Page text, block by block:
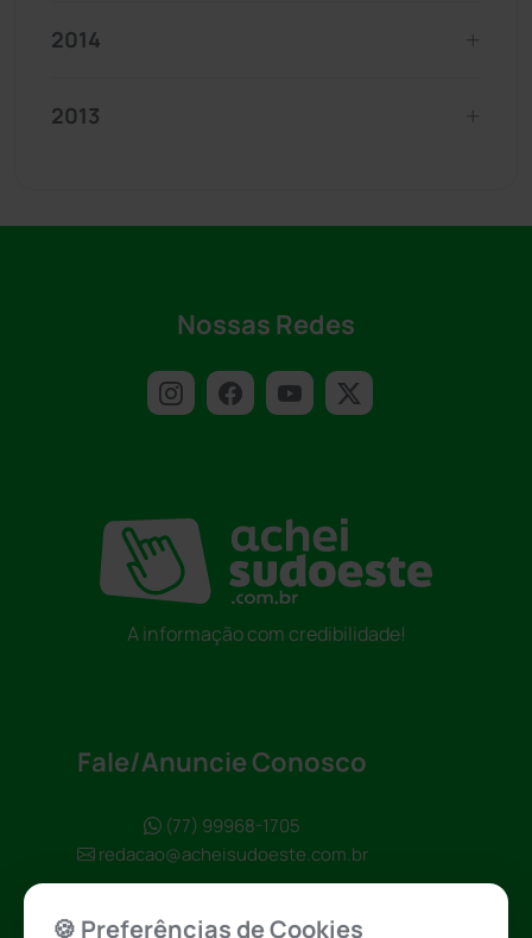
2014
2013
Nossas Redes
A informação com credibilidade!
Fale/Anuncie Conosco
(77) 99968-1705
redacao@acheisudoeste.com.br
🍪 Preferências de Cookies